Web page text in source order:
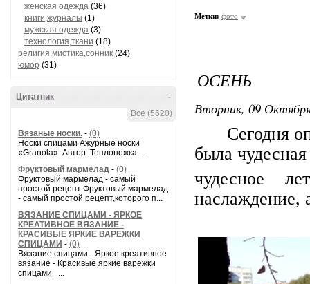
женская одежда (36)
книги,журналы (1)
мужская одежда (3)
технология,ткани (18)
религия,мистика,сонник (24)
юмор (31)
-
Цитатник
Все (5620)
Вязаные носки. - (0)
Носки спицами Ажурные носки
«Granola» Автор: Теплоножка ...
Фруктовый мармелад - (0)
Фруктовый мармелад - самый
простой рецепт Фруктовый мармелад
- самый простой рецепт,которого п...
ВЯЗАНИЕ СПИЦАМИ - ЯРКОЕ
КРЕАТИВНОЕ ВЯЗАНИЕ -
КРАСИВЫЕ ЯРКИЕ ВАРЕЖКИ
СПИЦАМИ - (0)
Вязание спицами - Яркое креативное
вязание - Красивые яркие варежки
спицами ...
Метки: фото
ОСЕНЬ
Вторник, 09
Сегодня
была
чудесное
наслаждение,